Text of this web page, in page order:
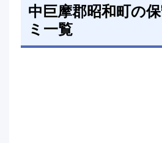
中巨摩郡昭和町の
ミ一覧